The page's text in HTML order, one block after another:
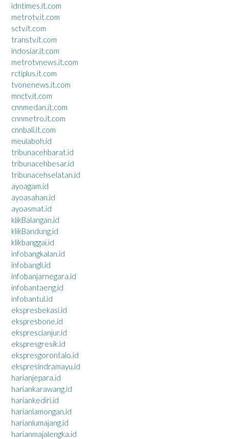
idntimes.it.com
metrotv.it.com
sctv.it.com
transtv.it.com
indosiar.it.com
metrotvnews.it.com
rctiplus.it.com
tvonenews.it.com
mnctv.it.com
cnnmedan.it.com
cnnmetro.it.com
cnnbali.it.com
meulaboh.id
tribunacehbarat.id
tribunacehbesar.id
tribunacehselatan.id
ayoagam.id
ayoasahan.id
ayoasmat.id
klikBalangan.id
klikBandung.id
klikbanggai.id
infobangkalan.id
infobangli.id
infobanjarnegara.id
infobantaeng.id
infobantul.id
ekspresbekasi.id
ekspresbone.id
eksprescianjur.id
ekspresgresik.id
ekspresgorontalo.id
ekspresindramayu.id
harianjepara.id
hariankarawang.id
hariankediri.id
harianlamongan.id
harianlumajang.id
harianmajalengka.id